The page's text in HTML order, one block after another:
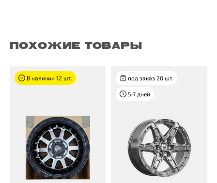
ПОХОЖИЕ ТОВАРЫ
В наличии 12 шт. под заказ 20 шт.
5-7 дней